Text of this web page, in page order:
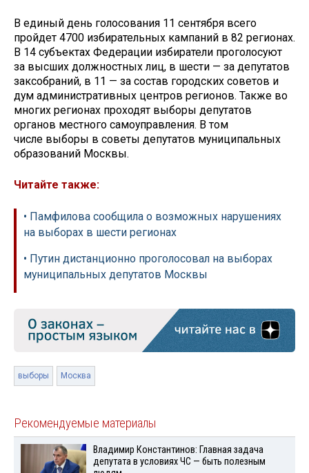
В единый день голосования 11 сентября всего
пройдет 4700 избирательных кампаний в 82 регионах.
В 14 субъектах Федерации избиратели проголосуют
за высших должностных лиц, в шести — за депутатов
заксобраний, в 11 — за состав городских советов и
дум административных центров регионов. Также во
многих регионах проходят выборы депутатов
органов местного самоуправления. В том
числе выборы в советы депутатов муниципальных
образований Москвы.
Читайте также:
• Памфилова сообщила о возможных нарушениях
на выборах в шести регионах
• Путин дистанционно проголосовал на выборах
муниципальных депутатов Москвы
выборы Москва
Рекомендуемые материалы
Владимир Константинов: Главная задача
депутата в условиях ЧС — быть полезным